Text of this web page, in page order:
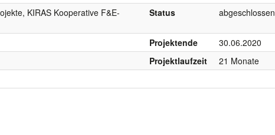
KIRAS Kooperative F&E-
Status abgeschlossen
Projektende
30.06.2020
Projektlaufzeit
21 Monate